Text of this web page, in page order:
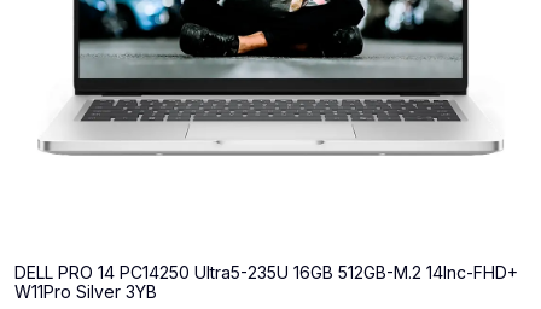
DELL PRO 14 PC14250 Ultra5-235U 16GB 512GB-M.2 14Inc-FHD+
W11Pro Silver 3YB